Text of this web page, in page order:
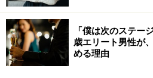
「僕は次のステー
歳エリート男性が
める理由